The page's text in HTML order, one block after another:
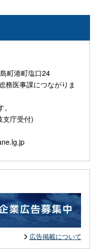
町港町塩口24
医事課につながりま
庁受付)
広告掲載について